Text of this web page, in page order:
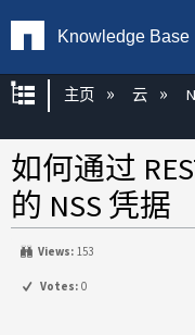
Knowledge Base
扩展/隐缩全
主页 云
如何通过
的 NSS 凭据
Views: 153
Votes: 0